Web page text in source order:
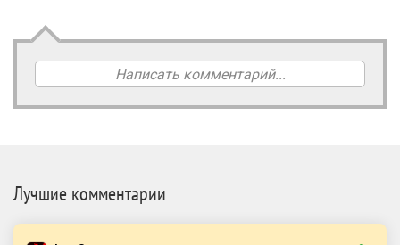
Написать комментарий...
Лучшие комментарии